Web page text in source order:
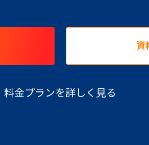
資
料金プランを詳しく見る